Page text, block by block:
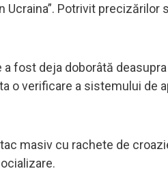
Potrivit precizărilor
fost deja doborâtă
o verificare a sistemului de
masiv cu rachete de